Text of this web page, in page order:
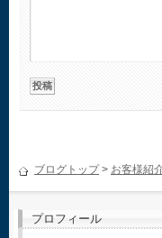
ブログトップ> お客様紹
プロフィール